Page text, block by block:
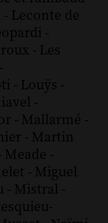
- Leconte de
-
- Les
-
- Louÿs -
-
- Mallarmé -
- Martin
Meade -
- Miguel
- Mistral -
-